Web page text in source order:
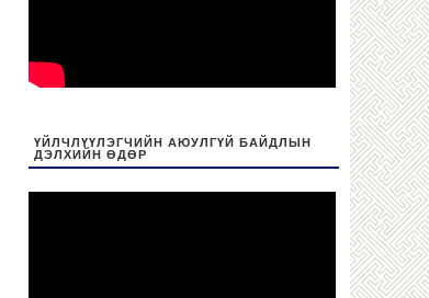
ҮЙЛЧЛҮҮЛЭГЧИЙН АЮУЛГҮЙ БАЙДЛЫН
ДЭЛХИЙН ӨДӨР